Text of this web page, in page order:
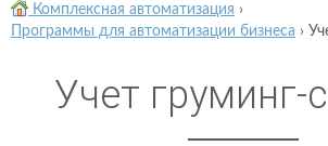
Комплексная автоматизация ›
Программы для автоматизации бизнеса ›
Учет груминг-